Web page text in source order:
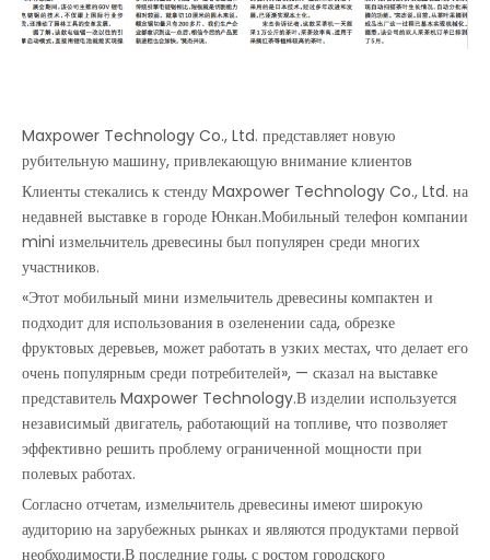
Maxpower Technology Co., Ltd. представляет новую
рубительную машину, привлекающую внимание клиентов
Клиенты стекались к стенду Maxpower Technology Co., Ltd. на
недавней выставке в городе Юнкан.Мобильный телефон компании
mini измельчитель древесины был популярен среди многих
участников.
«Этот мобильный мини измельчитель древесины компактен и
подходит для использования в озеленении сада, обрезке
фруктовых деревьев, может работать в узких местах, что делает его
очень популярным среди потребителей», — сказал на выставке
представитель Maxpower Technology.В изделии используется
независимый двигатель, работающий на топливе, что позволяет
эффективно решить проблему ограниченной мощности при
полевых работах.
Согласно отчетам, измельчитель древесины имеют широкую
аудиторию на зарубежных рынках и являются продуктами первой
необходимости.В последние годы, с ростом городского